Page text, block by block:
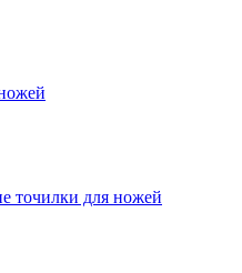
точилки для ножей